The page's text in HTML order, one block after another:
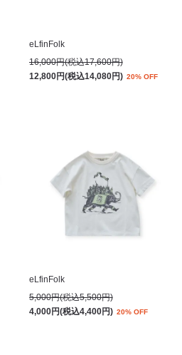
eLfinFolk
16,000円(税込17,600円)
12,800円(税込14,080円) 20% OFF
eLfinFolk
5,000円(税込5,500円)
4,000円(税込4,400円) 20% OFF